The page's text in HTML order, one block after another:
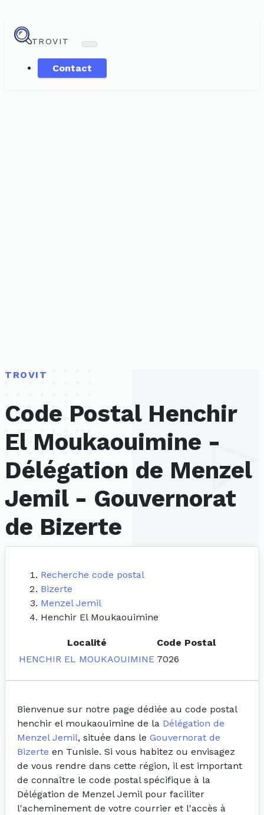
TROVIT
Contact
TROVIT
Code Postal Henchir
El Moukaouimine -
Délégation de Menzel
Jemil - Gouvernorat
de Bizerte
Recherche code postal
Bizerte
Menzel Jemil
Henchir El Moukaouimine
Localité
Code Postal
HENCHIR EL MOUKAOUIMINE 7026
Bienvenue sur notre page dédiée au code postal
henchir el moukaouimine de la Délégation de
Menzel Jemil, située dans le Gouvernorat de
Bizerte en Tunisie. Si vous habitez ou envisagez
de vous rendre dans cette région, il est important
de connaître le code postal spécifique à la
Délégation de Menzel Jemil pour faciliter
l'acheminement de votre courrier et l'accès à